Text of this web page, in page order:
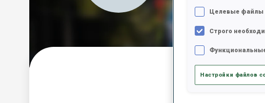
Статистика
Целевые файлы
Строго
Настройки файлов